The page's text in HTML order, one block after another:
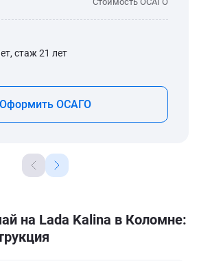
стаж 21 лет
Оформить ОСАГО
на Lada Kalina в Коломне: